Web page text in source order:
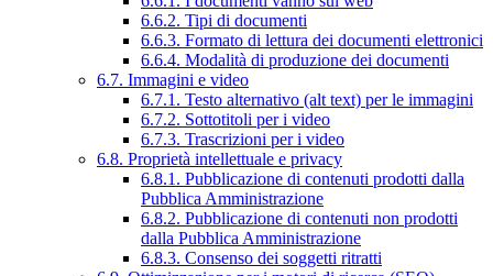
6.6.2. Tipi di documenti
6.6.3. Formato di lettura dei documenti elettronici
6.6.4. Modalità di produzione dei documenti
6.7. Immagini e video
6.7.1. Testo alternativo (alt text) per le immagini
6.7.2. Sottotitoli per i video
6.7.3. Trascrizioni per i video
6.8. Proprietà intellettuale e privacy
6.8.1. Pubblicazione di contenuti prodotti dalla
Pubblica Amministrazione
6.8.2. Pubblicazione di contenuti non prodotti
dalla Pubblica Amministrazione
6.8.3. Consenso dei soggetti ritratti